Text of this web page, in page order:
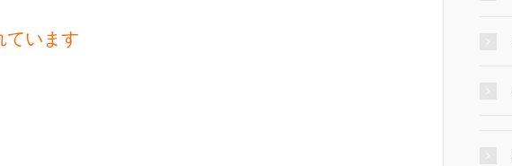
ています